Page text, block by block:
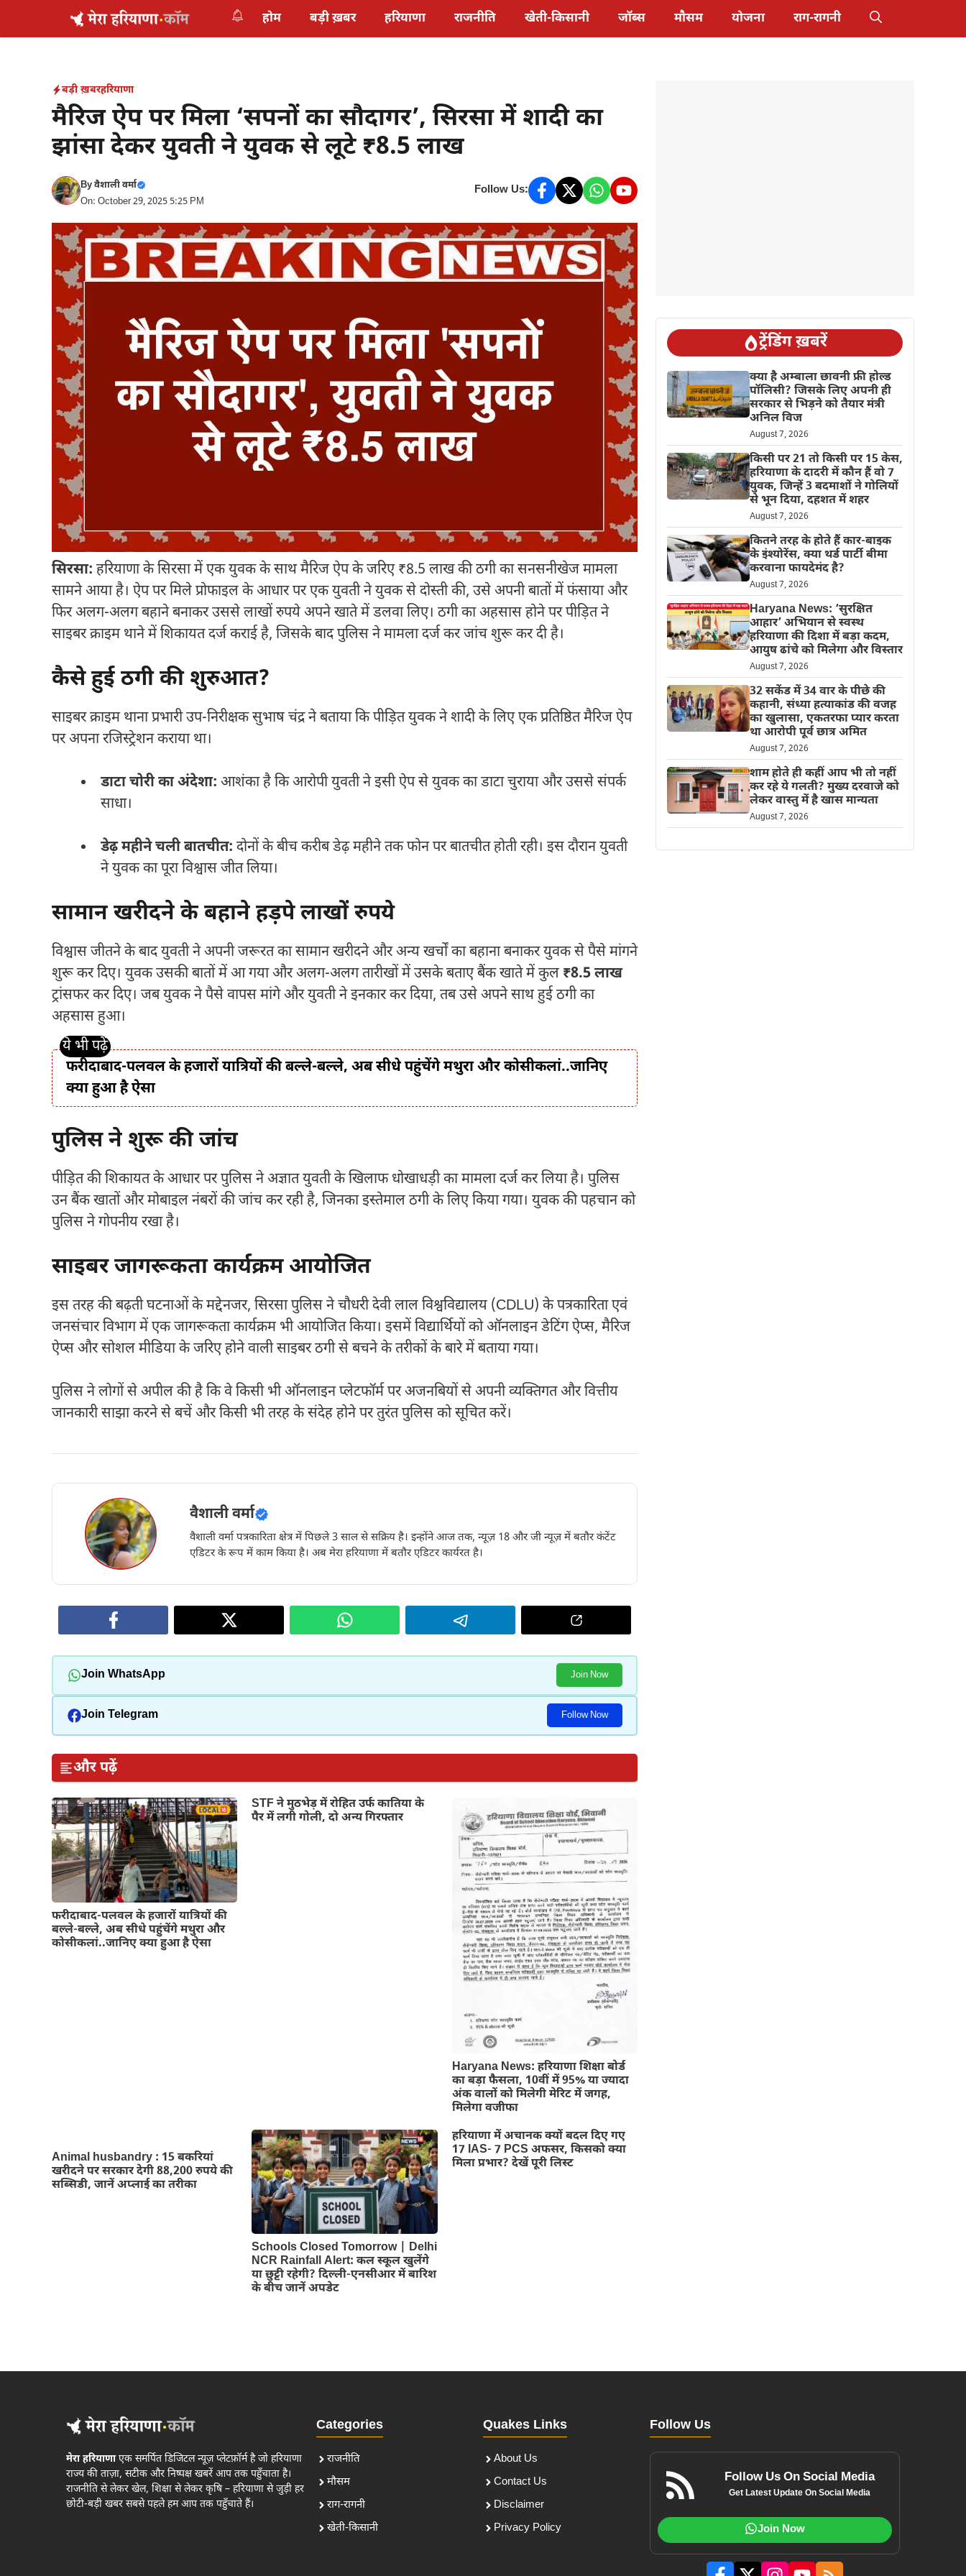
होम बड़ी ख़बर हरियाणा राजनीति खेती-किसानी जॉब्स मौसम योजना राग-रागनी
बड़ी ख़बरहरियाणा
मैरिज ऐप पर मिला ‘सपनों का सौदागर’, सिरसा में शादी का
झांसा देकर युवती ने युवक से लूटे ₹8.5 लाख
Byवैशाली वर्मा
On: October 29, 2025 5:25 PM
Follow Us:
सिरसा: हरियाणा के सिरसा में एक युवक के साथ मैरिज ऐप के जरिए ₹8.5 लाख की ठगी का सनसनीखेज मामला
सामने आया है। ऐप पर मिले प्रोफाइल के आधार पर एक युवती ने युवक से दोस्ती की, उसे अपनी बातों में फंसाया और
फिर अलग-अलग बहाने बनाकर उससे लाखों रुपये अपने खाते में डलवा लिए। ठगी का अहसास होने पर पीड़ित ने
साइबर क्राइम थाने में शिकायत दर्ज कराई है, जिसके बाद पुलिस ने मामला दर्ज कर जांच शुरू कर दी है।
कैसे हुई ठगी की शुरुआत?
साइबर क्राइम थाना प्रभारी उप-निरीक्षक सुभाष चंद्र ने बताया कि पीड़ित युवक ने शादी के लिए एक प्रतिष्ठित मैरिज ऐप
पर अपना रजिस्ट्रेशन कराया था।
डाटा चोरी का अंदेशा: आशंका है कि आरोपी युवती ने इसी ऐप से युवक का डाटा चुराया और उससे संपर्क
साधा।
डेढ़ महीने चली बातचीत: दोनों के बीच करीब डेढ़ महीने तक फोन पर बातचीत होती रही। इस दौरान युवती
ने युवक का पूरा विश्वास जीत लिया।
सामान खरीदने के बहाने हड़पे लाखों रुपये
विश्वास जीतने के बाद युवती ने अपनी जरूरत का सामान खरीदने और अन्य खर्चों का बहाना बनाकर युवक से पैसे मांगने
शुरू कर दिए। युवक उसकी बातों में आ गया और अलग-अलग तारीखों में उसके बताए बैंक खाते में कुल ₹8.5 लाख
ट्रांसफर कर दिए। जब युवक ने पैसे वापस मांगे और युवती ने इनकार कर दिया, तब उसे अपने साथ हुई ठगी का
अहसास हुआ।
फरीदाबाद-पलवल के हजारों यात्रियों की बल्ले-बल्ले, अब सीधे पहुंचेंगे मथुरा और कोसीकलां..जानिए
क्या हुआ है ऐसा
पुलिस ने शुरू की जांच
पीड़ित की शिकायत के आधार पर पुलिस ने अज्ञात युवती के खिलाफ धोखाधड़ी का मामला दर्ज कर लिया है। पुलिस
उन बैंक खातों और मोबाइल नंबरों की जांच कर रही है, जिनका इस्तेमाल ठगी के लिए किया गया। युवक की पहचान को
पुलिस ने गोपनीय रखा है।
साइबर जागरूकता कार्यक्रम आयोजित
इस तरह की बढ़ती घटनाओं के मद्देनजर, सिरसा पुलिस ने चौधरी देवी लाल विश्वविद्यालय (CDLU) के पत्रकारिता एवं
जनसंचार विभाग में एक जागरूकता कार्यक्रम भी आयोजित किया। इसमें विद्यार्थियों को ऑनलाइन डेटिंग ऐप्स, मैरिज
ऐप्स और सोशल मीडिया के जरिए होने वाली साइबर ठगी से बचने के तरीकों के बारे में बताया गया।
पुलिस ने लोगों से अपील की है कि वे किसी भी ऑनलाइन प्लेटफॉर्म पर अजनबियों से अपनी व्यक्तिगत और वित्तीय
जानकारी साझा करने से बचें और किसी भी तरह के संदेह होने पर तुरंत पुलिस को सूचित करें।
वैशाली वर्मा
वैशाली वर्मा पत्रकारिता क्षेत्र में पिछले 3 साल से सक्रिय है। इन्होंने आज तक, न्यूज़ 18 और जी न्यूज़ में बतौर कंटेंट
एडिटर के रूप में काम किया है। अब मेरा हरियाणा में बतौर एडिटर कार्यरत है।
Join WhatsApp Join Now
Join Telegram Follow Now
और पढ़ें
फरीदाबाद-पलवल के हजारों यात्रियों की
बल्ले-बल्ले, अब सीधे पहुंचेंगे मथुरा और
कोसीकलां..जानिए क्या हुआ है ऐसा
STF ने मुठभेड़ में रोहित उर्फ कातिया के
पैर में लगी गोली, दो अन्य गिरफ्तार
Haryana News: हरियाणा शिक्षा बोर्ड
का बड़ा फैसला, 10वीं में 95% या ज्यादा
अंक वालों को मिलेगी मेरिट में जगह,
मिलेगा वजीफा
Animal husbandry : 15 बकरियां
खरीदने पर सरकार देगी 88,200 रुपये की
सब्सिडी, जानें अप्लाई का तरीका
Schools Closed Tomorrow | Delhi
NCR Rainfall Alert: कल स्कूल खुलेंगे
या छुट्टी रहेगी? दिल्ली-एनसीआर में बारिश
के बीच जानें अपडेट
हरियाणा में अचानक क्यों बदल दिए गए
17 IAS- 7 PCS अफसर, किसको क्या
मिला प्रभार? देखें पूरी लिस्ट
ट्रेंडिंग ख़बरें
क्या है अम्बाला छावनी फ्री होल्ड
पॉलिसी? जिसके लिए अपनी ही
सरकार से भिड़ने को तैयार मंत्री
अनिल विज
August 7, 2026
किसी पर 21 तो किसी पर 15 केस,
हरियाणा के दादरी में कौन हैं वो 7
युवक, जिन्हें 3 बदमाशों ने गोलियों
से भून दिया, दहशत में शहर
August 7, 2026
कितने तरह के होते हैं कार-बाइक
के इंश्योरेंस, क्या थर्ड पार्टी बीमा
करवाना फायदेमंद है?
August 7, 2026
Haryana News: ‘सुरक्षित
आहार’ अभियान से स्वस्थ
हरियाणा की दिशा में बड़ा कदम,
आयुष ढांचे को मिलेगा और विस्तार
August 7, 2026
32 सकेंड में 34 वार के पीछे की
कहानी, संध्या हत्याकांड की वजह
का खुलासा, एकतरफा प्यार करता
था आरोपी पूर्व छात्र अमित
August 7, 2026
शाम होते ही कहीं आप भी तो नहीं
कर रहे ये गलती? मुख्य दरवाजे को
लेकर वास्तु में है खास मान्यता
August 7, 2026
मेरा हरियाणाएक समर्पित डिजिटल न्यूज़ प्लेटफ़ॉर्म है जो हरियाणा
राज्य की ताज़ा, सटीक और निष्पक्ष खबरें आप तक पहुँचाता है।
राजनीति से लेकर खेल, शिक्षा से लेकर कृषि – हरियाणा से जुड़ी हर
छोटी-बड़ी खबर सबसे पहले हम आप तक पहुँचाते हैं।
Categories
राजनीति
मौसम
राग-रागनी
खेती-किसानी
Quakes Links
About Us
Contact Us
Disclaimer
Privacy Policy
Follow Us
Follow Us On Social Media
Get Latest Update On Social Media
Join Now